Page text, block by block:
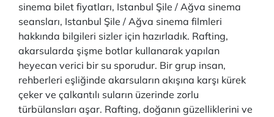
sinema bilet fiyatları, Istanbul Şile / Ağva sinema
seansları, Istanbul Şile / Ağva sinema filmleri
hakkında bilgileri sizler için hazırladık. Rafting,
akarsularda şişme botlar kullanarak yapılan
heyecan verici bir su sporudur. Bir grup insan,
rehberleri eşliğinde akarsuların akışına karşı kürek
çeker ve çalkantılı suların üzerinde zorlu
türbülansları aşar. Rafting, doğanın güzelliklerini ve